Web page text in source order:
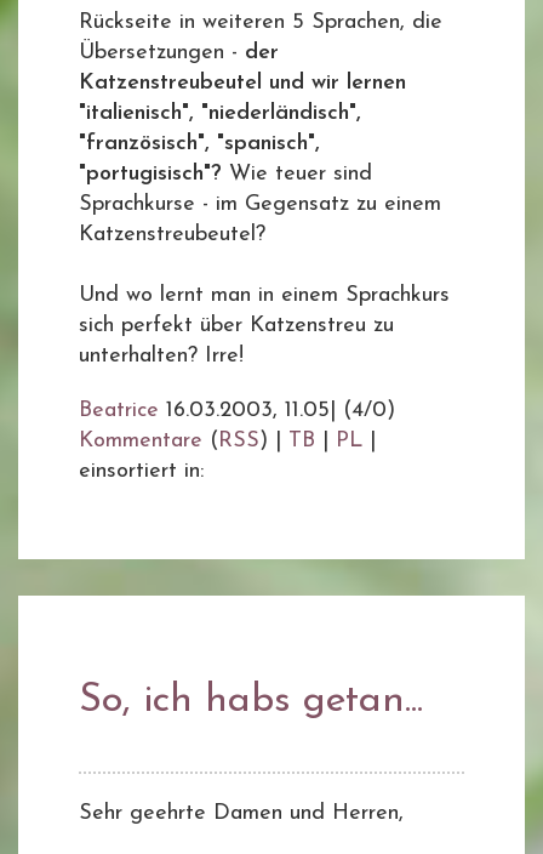
Rückseite in weiteren 5 Sprachen, die
Übersetzungen - der
Katzenstreubeutel und wir lernen
"italienisch", "niederländisch",
"französisch", "spanisch",
"portugisisch"? Wie teuer sind
Sprachkurse - im Gegensatz zu einem
Katzenstreubeutel?
Und wo lernt man in einem Sprachkurs
sich perfekt über Katzenstreu zu
unterhalten? Irre!
Beatrice 16.03.2003, 11.05
(4/0)
Kommentare (RSS) | TB PL
einsortiert in:
So, ich habs getan...
Sehr geehrte Damen und Herren,